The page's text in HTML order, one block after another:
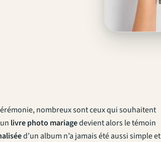
nombreux sont ceux qui souhaitent
livre photo mariagedevient alors le témoin
d’un album n’a jamais été aussi simple et